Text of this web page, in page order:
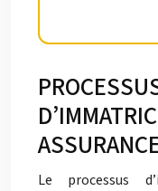
Le processus